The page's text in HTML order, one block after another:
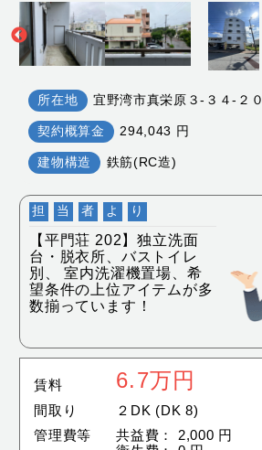
所在地 宜野湾市真栄原３-３４-２０
契約概算金 294,043 円
建物構造 鉄筋(RC造)
担 当 者 よ り
【平門荘 202】独立洗面
台・脱衣所、バストイレ
別、 室内洗濯機置場、希
望条件の上位アイテムが多
数揃っています！
賃料 6.7万円
間取り
２DK (DK 8)
管理費等
共益費： 2,000 円